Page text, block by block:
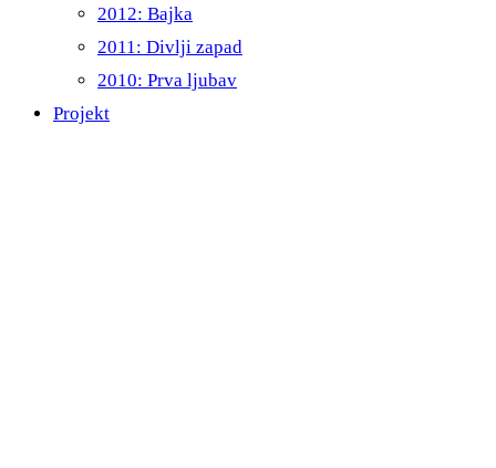
2012: Bajka
2011: Divlji zapad
2010: Prva ljubav
Projekt